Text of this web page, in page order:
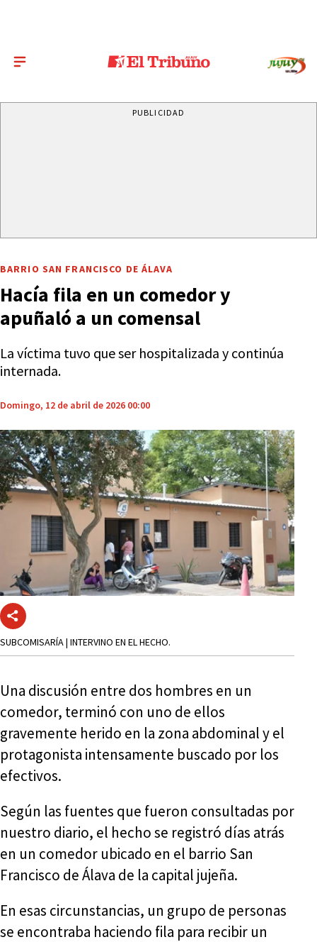
PUBLICIDAD
BARRIO SAN FRANCISCO DE ÁLAVA
Hacía fila en un comedor y
apuñaló a un comensal
La víctima tuvo que ser hospitalizada y continúa
internada.
Domingo, 12 de abril de 2026 00:00
SUBCOMISARÍA | INTERVINO EN EL HECHO.
Una discusión entre dos hombres en un
comedor, terminó con uno de ellos
gravemente herido en la zona abdominal y el
protagonista intensamente buscado por los
efectivos.
Según las fuentes que fueron consultadas por
nuestro diario, el hecho se registró días atrás
en un comedor ubicado en el barrio San
Francisco de Álava de la capital jujeña.
En esas circunstancias, un grupo de personas
se encontraba haciendo fila para recibir un